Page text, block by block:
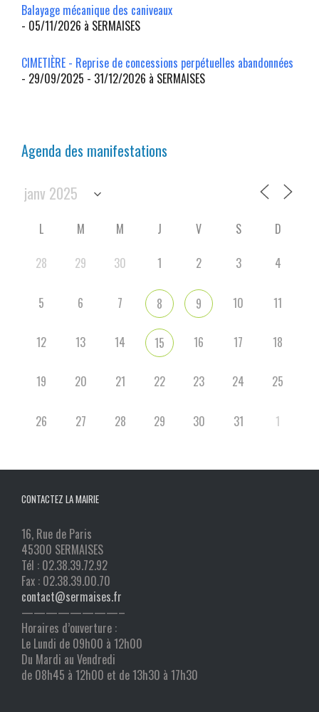
Balayage mécanique des caniveaux
- 05/11/2026 à SERMAISES
CIMETIÈRE - Reprise de concessions perpétuelles abandonnées
- 29/09/2025 - 31/12/2026 à SERMAISES
Agenda des manifestations
L M M J V S
D
28
29 30 1 2 3 4
5 6 7 8 9 10 11
12 13 14 15 16 17 18
19 20 21 22 23 24 25
26 27 28 29 30 31 1
CONTACTEZ LA MAIRIE
16, Rue de Paris
45300 SERMAISES
Tél : 02.38.39.72.92
Fax : 02.38.39.00.70
contact@sermaises.fr
————————–
Horaires d’ouverture :
Le Lundi de 09h00 à 12h00
Du Mardi au Vendredi
de 08h45 à 12h00 et de 13h30 à 17h30